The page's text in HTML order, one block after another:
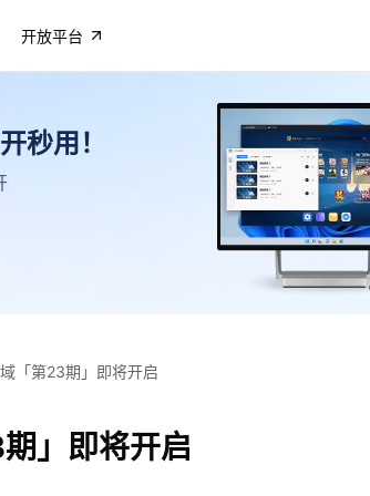
开放平台
秒用！
「第23期」即将开启
」即将开启